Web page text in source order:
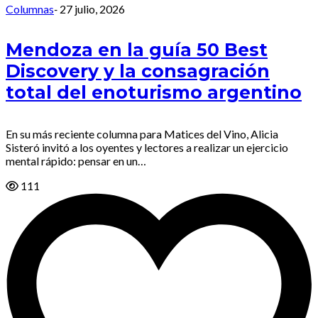
Columnas- 27 julio, 2026
Mendoza en la guía 50 Best
Discovery y la consagración
total del enoturismo argentino
En su más reciente columna para Matices del Vino, Alicia
Sisteró invitó a los oyentes y lectores a realizar un ejercicio
mental rápido: pensar en un…
111